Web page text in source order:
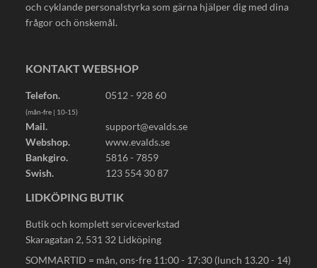
och cyklande personalstyrka som gärna hjälper dig med dina
frågor och önskemål.
KONTAKT WEBSHOP
Telefon. 0512 - 928 60
(mån-fre | 10-15)
Mail.
support@evalds.se
Webshop.
www.evalds.se
Bankgiro.
5816 - 7859
Swish.
123 554 30 87
LIDKÖPING BUTIK
Butik och komplett serviceverkstad
Skaragatan 2, 531 32 Lidköping
SOMMARTID = mån, ons-fre 11:00 - 17:30 (lunch 13.20 - 14)